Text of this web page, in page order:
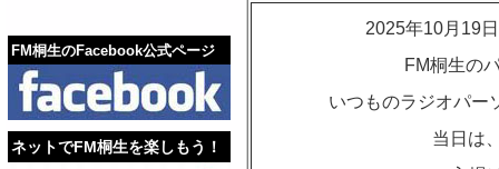
FM桐生のFacebook公式ページ
ネットでFM桐生を楽しもう！
2025年10月19
FM桐生の
いつものラジオパー
当日は